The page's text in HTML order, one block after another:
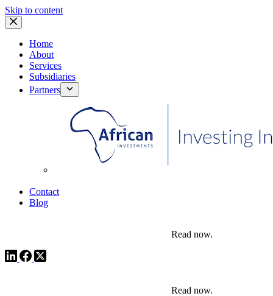
Skip to content
Home
About
Services
Subsidiaries
Partners
Contact
Blog
Read now.
Read now.